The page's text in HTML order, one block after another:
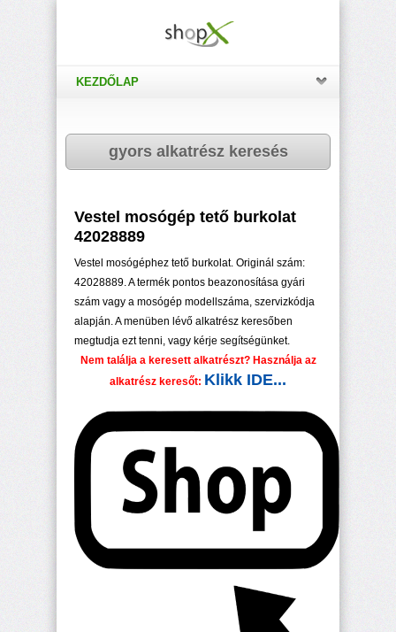
KEZDŐLAP
gyors alkatrész keresés
Vestel mosógép tető burkolat
42028889
Vestel mosógéphez tető burkolat. Originál szám:
42028889. A termék pontos beazonosítása gyári
szám vagy a mosógép modellszáma, szervizkódja
alapján. A menüben lévő alkatrész keresőben
megtudja ezt tenni, vagy kérje segítségünket.
Nem találja a keresett alkatrészt? Használja az
alkatrész keresőt: Klikk IDE...